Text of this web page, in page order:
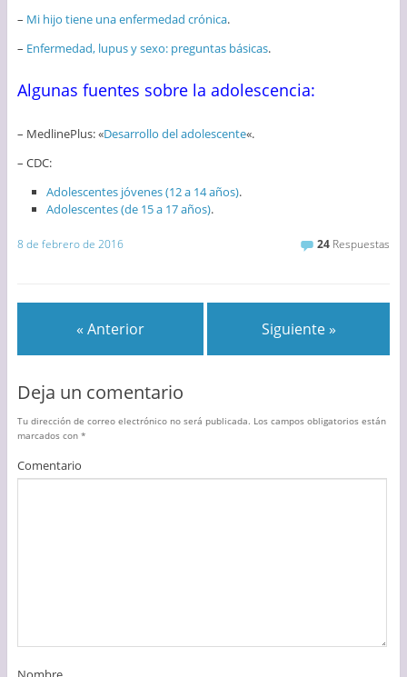
– Mi hijo tiene una enfermedad crónica.
– Enfermedad, lupus y sexo: preguntas básicas.
Algunas fuentes sobre la adolescencia:
– MedlinePlus: «Desarrollo del adolescente«.
– CDC:
Adolescentes jóvenes (12 a 14 años).
Adolescentes (de 15 a 17 años).
8 de febrero de 2016 24 Respuestas
« Anterior Siguiente »
Deja un comentario
Tu dirección de correo electrónico no será publicada. Los campos obligatorios están
marcados con *
Comentario